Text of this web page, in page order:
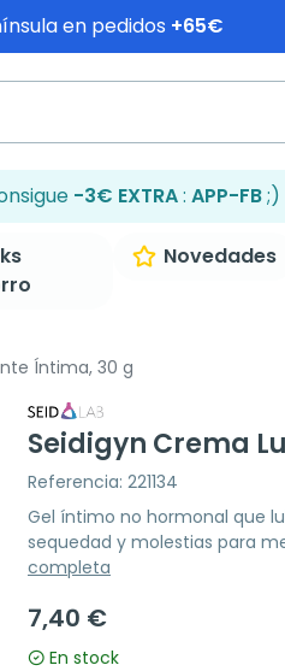
en pedidos +65€
-3€ EXTRA: APP-FB;)
Novedades
Íntima, 30 g
Seidigyn Crema
Referencia: 221134
Gel íntimo no hormonal que
sequedad y molestias para
completa
7,40 €
En stock